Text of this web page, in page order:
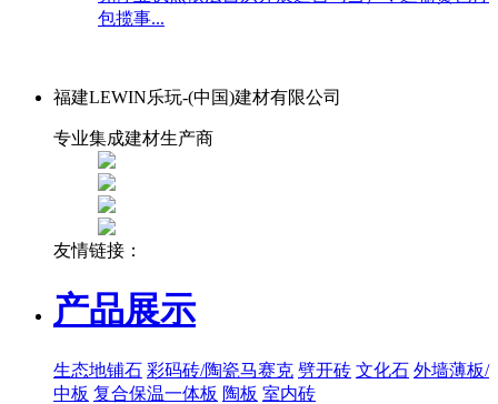
包揽事...
福建LEWIN乐玩-(中国)建材有限公司
专业集成建材生产商
友情链接：
产品展示
生态地铺石 彩码砖/陶瓷马赛克 劈开砖 文化石 外墙薄板/
中板 复合保温一体板 陶板 室内砖